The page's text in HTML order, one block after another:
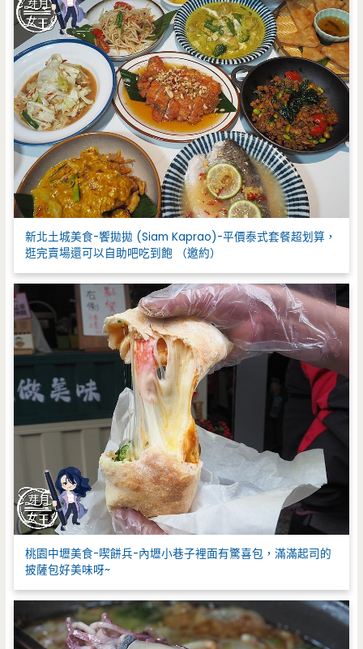
新北土城美食-饗拋拋 (Siam Kaprao)-平價泰式套餐超划算，
逛完賣場還可以自助吧吃到飽 （邀約）
桃園中壢美食-喫餅兵-內壢小巷子裡面有驚喜包，滿滿起司的
披薩包好美味呀~